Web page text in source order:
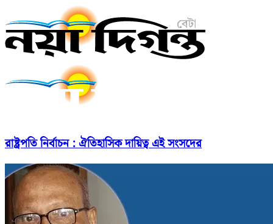
রাষ্ট্রপতি নির্বাচন : ঐতিহাসিক দায়িত্ব এই সংসদের